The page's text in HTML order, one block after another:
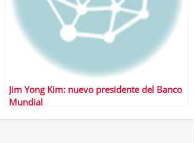
Jim Yong Kim: nuevo presidente del Banco
Mundial